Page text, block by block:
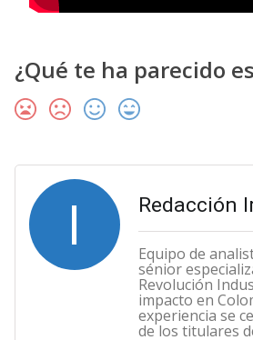
¿Qué te ha parecido
I Redacción
Equipo de
sénior
Revolución
impacto en
experiencia se
de los titulares